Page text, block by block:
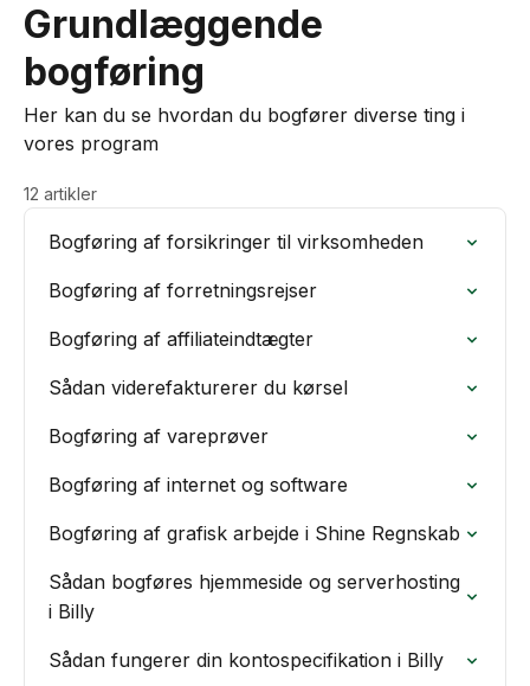
Grundlæggende
bogføring
Her kan du se hvordan du bogfører diverse ting i
vores program
12 artikler
Bogføring af forsikringer til virksomheden
Bogføring af forretningsrejser
Bogføring af affiliateindtægter
Sådan viderefakturerer du kørsel
Bogføring af vareprøver
Bogføring af internet og software
Bogføring af grafisk arbejde i Shine Regnskab
Sådan bogføres hjemmeside og serverhosting
i Billy
Sådan fungerer din kontospecifikation i Billy